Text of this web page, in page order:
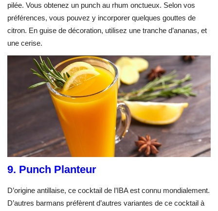
pilée. Vous obtenez un punch au rhum onctueux. Selon vos
préférences, vous pouvez y incorporer quelques gouttes de
citron. En guise de décoration, utilisez une tranche d’ananas, et
une cerise.
9. Punch Planteur
D’origine antillaise, ce cocktail de l’IBA est connu mondialement.
D’autres barmans préfèrent d’autres variantes de ce cocktail à